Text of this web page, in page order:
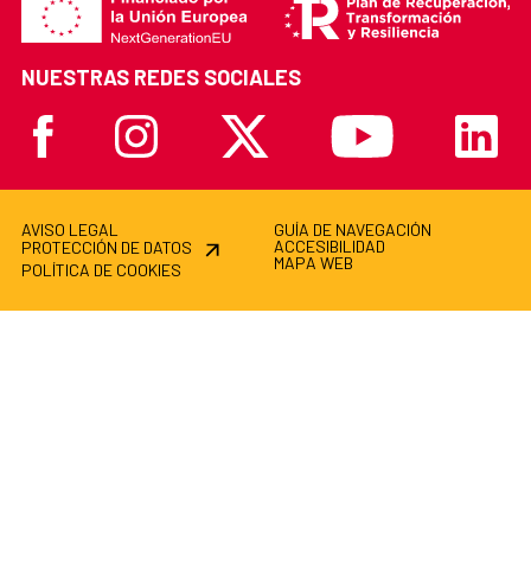
NUESTRAS REDES SOCIALES
FacebookInstagram X Youtube Linkedin
AVISO LEGAL
PROTECCIÓN DE DATOS
POLÍTICA DE COOKIES
GUÍA DE NAVEGACIÓN
ACCESIBILIDAD
MAPA WEB